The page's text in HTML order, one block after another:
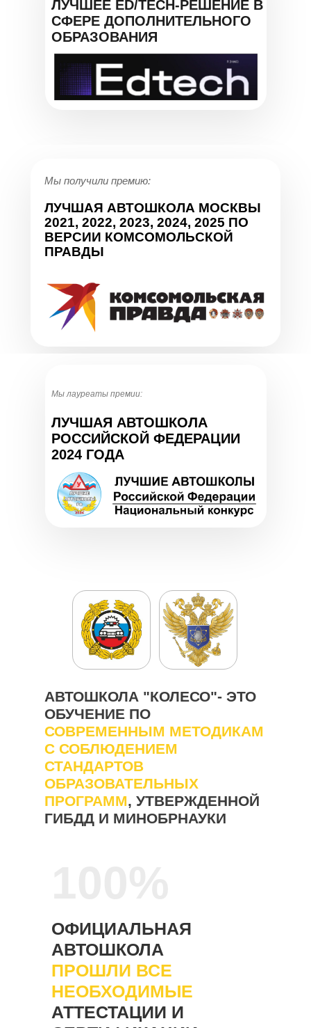
ЛУЧШЕЕ ED/TECH-РЕШЕНИЕ В
СФЕРЕ ДОПОЛНИТЕЛЬНОГО
ОБРАЗОВАНИЯ
Мы получили премию:
ЛУЧШАЯ АВТОШКОЛА МОСКВЫ
2021, 2022, 2023, 2024, 2025 ПО
ВЕРСИИ КОМСОМОЛЬСКОЙ
ПРАВДЫ
Мы лауреаты премии:
ЛУЧШАЯ АВТОШКОЛА
РОССИЙСКОЙ ФЕДЕРАЦИИ
2024 ГОДА
АВТОШКОЛА "КОЛЕСО"- ЭТО
ОБУЧЕНИЕ ПО
СОВРЕМЕННЫМ МЕТОДИКАМ
С СОБЛЮДЕНИЕМ
СТАНДАРТОВ
ОБРАЗОВАТЕЛЬНЫХ
ПРОГРАММ, УТВЕРЖДЕННОЙ
ГИБДД И МИНОБРНАУКИ
ОФИЦИАЛЬНАЯ
АВТОШКОЛА
ПРОШЛИ ВСЕ
НЕОБХОДИМЫЕ
АТТЕСТАЦИИ И